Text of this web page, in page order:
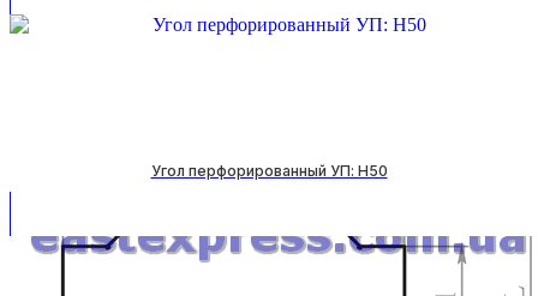
Угол перфорированный УП: H50